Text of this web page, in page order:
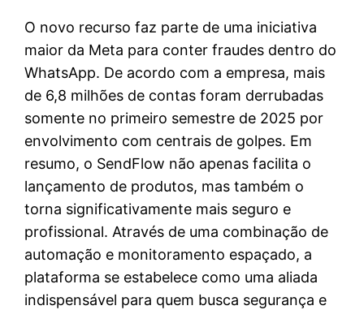
O novo recurso faz parte de uma iniciativa
maior da Meta para conter fraudes dentro do
WhatsApp. De acordo com a empresa, mais
de 6,8 milhões de contas foram derrubadas
somente no primeiro semestre de 2025 por
envolvimento com centrais de golpes. Em
resumo, o SendFlow não apenas facilita o
lançamento de produtos, mas também o
torna significativamente mais seguro e
profissional. Através de uma combinação de
automação e monitoramento espaçado, a
plataforma se estabelece como uma aliada
indispensável para quem busca segurança e